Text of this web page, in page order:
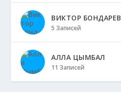
ВИКТОР БОНДАРЕВ
5 Записей
АЛЛА ЦЫМБАЛ
11 Записей